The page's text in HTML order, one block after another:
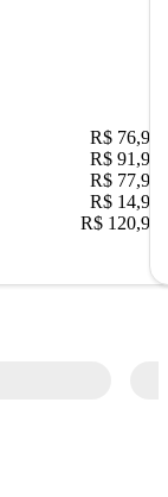
R$ 76,90
R$ 91,90
R$ 77,90
R$ 14,90
R$ 120,90